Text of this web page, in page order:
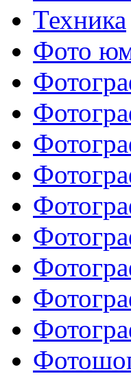
Техника
Фото